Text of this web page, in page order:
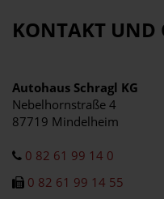
KONTAKT UND
Autohaus Schragl KG
Nebelhornstraße 4
87719 Mindelheim
0 82 61 99 14 0
0 82 61 99 14 55